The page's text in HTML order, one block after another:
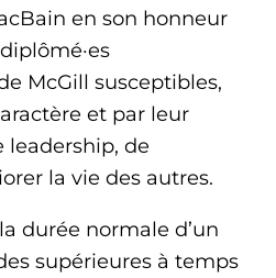
en son honneur
McGill susceptibles,
et par leur
de
la vie des autres.
durée normale d’un
supérieures à temps